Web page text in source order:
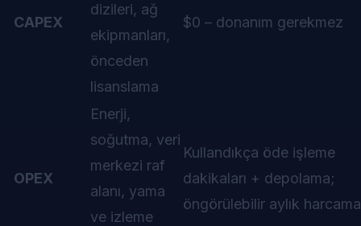
CAPEX
dizileri, ağ
ekipmanları,
önceden
lisanslama
$0 – donanım gerekmez
OPEX
Enerji,
soğutma, veri
merkezi raf
alanı, yama
ve izleme
Kullandıkça öde işleme
dakikaları + depolama;
öngörülebilir aylık harcama